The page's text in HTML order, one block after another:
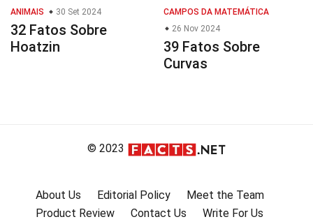
ANIMAIS 30 Set 2024
32 Fatos Sobre
Hoatzin
CAMPOS DA MATEMÁTICA
26 Nov 2024
39 Fatos Sobre
Curvas
© 2023
About Us Editorial Policy
Meet the Team
Product Review
Contact Us
Write For Us